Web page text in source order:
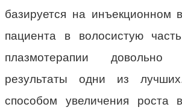
базируется на инъекционном
пациента в волосистую
плазмотерапии
результаты одни из
способом увеличения роста